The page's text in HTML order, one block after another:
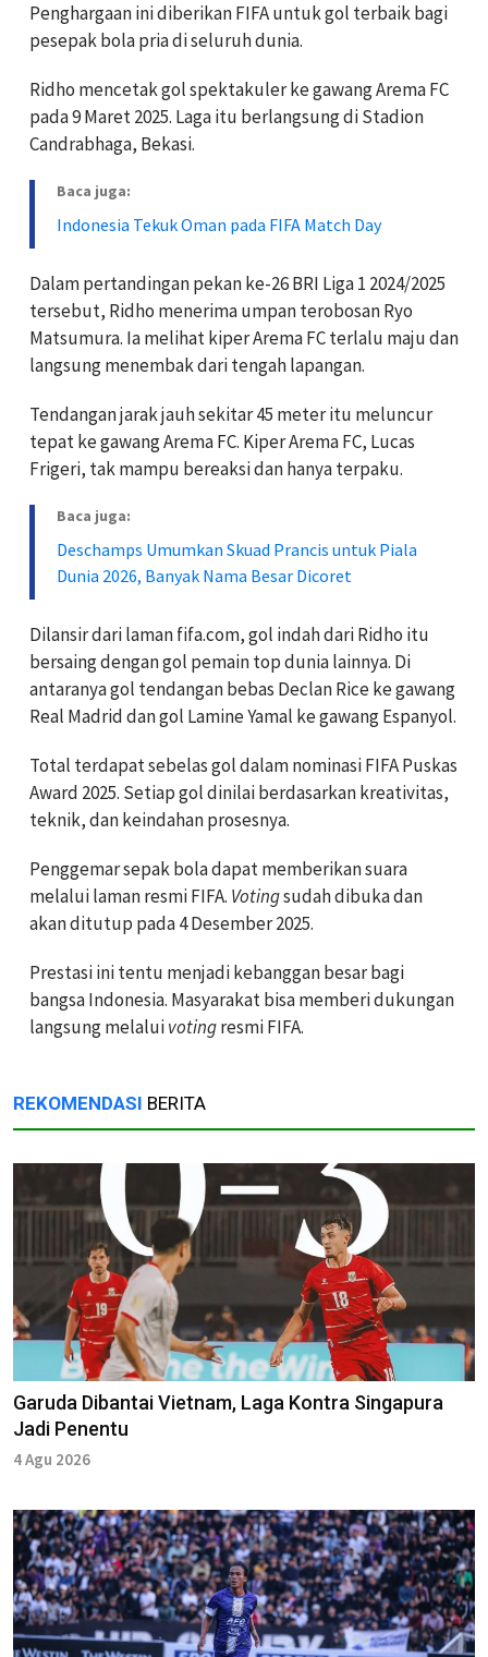
Penghargaan ini diberikan FIFA untuk gol terbaik bagi
pesepak bola pria di seluruh dunia.
Ridho mencetak gol spektakuler ke gawang Arema FC
pada 9 Maret 2025. Laga itu berlangsung di Stadion
Candrabhaga, Bekasi.
Baca juga:
Indonesia Tekuk Oman pada FIFA Match Day
Dalam pertandingan pekan ke-26 BRI Liga 1 2024/2025
tersebut, Ridho menerima umpan terobosan Ryo
Matsumura. Ia melihat kiper Arema FC terlalu maju dan
langsung menembak dari tengah lapangan.
Tendangan jarak jauh sekitar 45 meter itu meluncur
tepat ke gawang Arema FC. Kiper Arema FC, Lucas
Frigeri, tak mampu bereaksi dan hanya terpaku.
Baca juga:
Deschamps Umumkan Skuad Prancis untuk Piala
Dunia 2026, Banyak Nama Besar Dicoret
Dilansir dari laman fifa.com, gol indah dari Ridho itu
bersaing dengan gol pemain top dunia lainnya. Di
antaranya gol tendangan bebas Declan Rice ke gawang
Real Madrid dan gol Lamine Yamal ke gawang Espanyol.
Total terdapat sebelas gol dalam nominasi FIFA Puskas
Award 2025. Setiap gol dinilai berdasarkan kreativitas,
teknik, dan keindahan prosesnya.
Penggemar sepak bola dapat memberikan suara
melalui laman resmi FIFA. Votingsudah dibuka dan
akan ditutup pada 4 Desember 2025.
Prestasi ini tentu menjadi kebanggan besar bagi
bangsa Indonesia. Masyarakat bisa memberi dukungan
langsung melaluivotingresmi FIFA.
REKOMENDASI BERITA
Garuda Dibantai Vietnam, Laga Kontra Singapura
Jadi Penentu
4 Agu 2026